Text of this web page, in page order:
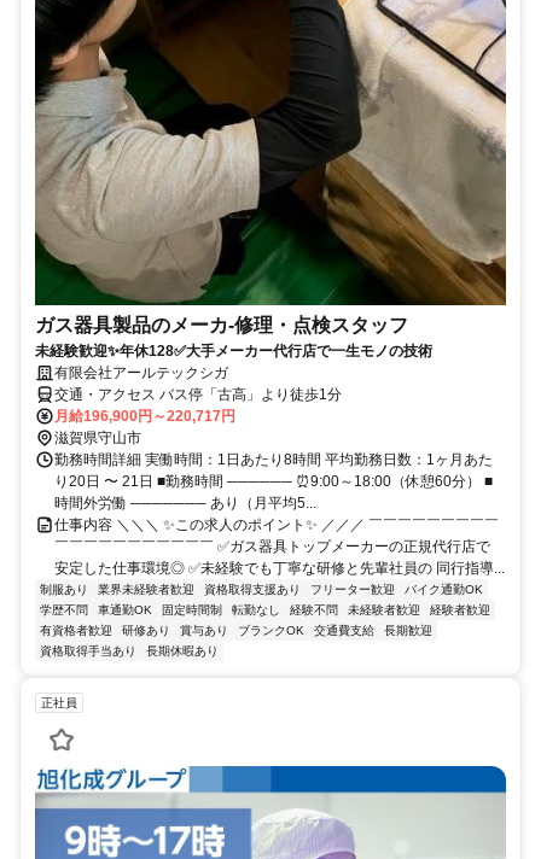
ガス器具製品のメーカ-修理・点検スタッフ
未経験歓迎✨年休128✅大手メーカー代行店で一生モノの技術
有限会社アールテックシガ
交通・アクセス バス停「古高」より徒歩1分
月給196,900円～220,717円
滋賀県守山市
勤務時間詳細 実働時間：1日あたり8時間 平均勤務日数：1ヶ月あた
り20日 〜 21日 ■勤務時間 ────── ⏰9:00～18:00（休憩60分） ■
時間外労働 ─────── あり（月平均5...
仕事内容 ＼＼＼ ✨この求人のポイント✨ ／／／ ￣￣￣￣￣￣￣￣￣
￣￣￣￣￣￣￣￣￣￣￣ ✅ガス器具トップメーカーの正規代行店で
安定した仕事環境◎ ✅未経験でも丁寧な研修と先輩社員の 同行指導...
制服あり 業界未経験者歓迎 資格取得支援あり フリーター歓迎
バイク通勤OK
学歴不問
車通勤OK 固定時間制 転勤なし 経験不問 未経験者歓迎
経験者歓迎
有資格者歓迎
研修あり 賞与あり ブランクOK 交通費支給
長期歓迎
資格取得手当あり
長期休暇あり
正社員